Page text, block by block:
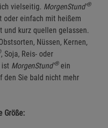
vielseitig. MorgenStund'®
oder einfach mit heißem
und kurz quellen gelassen.
Nüssen, Kernen,
, Soja, Reis- oder
ist MorgenStund'®ein
den Sie bald nicht mehr
Größe: